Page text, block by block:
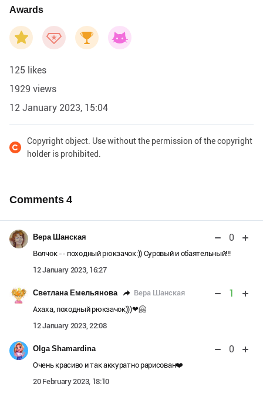
Awards
125 likes
1929 views
12 January 2023, 15:04
Copyright object. Use without the permission of the copyright
holder is prohibited.
Comments4
Вера Шанская 0
Волчок -- походный рюкзачок:)) Суровый и обаятельный!!!
12 January 2023, 16:27
Светлана Емельянова Вера Шанская 1
Ахаха, походный рюкзачок)))❤🤗
12 January 2023, 22:08
Olga Shamardina 0
Очень красиво и так аккуратно рарисован❤️
20 February 2023, 18:10